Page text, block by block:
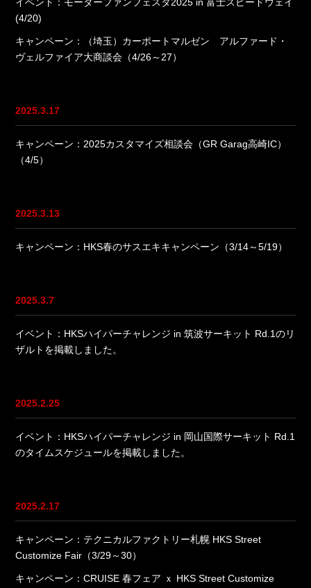
(4/20)
キャンペーン：（埼玉）カーポートマルゼン アルファード・
ヴェルファイア大商談会（4/26～27）
2025.3.17
キャンペーン：2025カスタマイズ相談会（GR Garag高崎IC）
（4/5）
2025.3.13
キャンペーン：HKS春のサスエキキャンペーン（3/14～5/19）
2025.3.7
イベント：HKSハイパーチャレンジ in 筑波サーキット Rd.1のリ
ザルトを掲載しました。
2025.2.25
イベント：HKSハイパーチャレンジ in 岡山国際サーキット Rd.1
のタイムスケジュールを掲載しました。
2025.2.17
キャンペーン：テクニカルファクトリー札幌 HKS Street
Customize Fair（3/29～30）
キャンペーン：CRUISE 春フェア ｘ HKS Street Customize